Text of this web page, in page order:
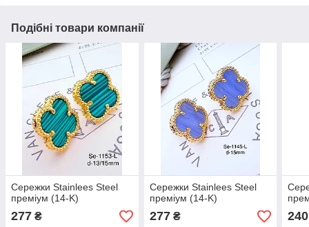
Подібні товари компанії
Сережки Stainlees Steel
преміум (14-K)
277 ₴
Сережки Stainlees Steel
преміум (14-K)
277₴ 240